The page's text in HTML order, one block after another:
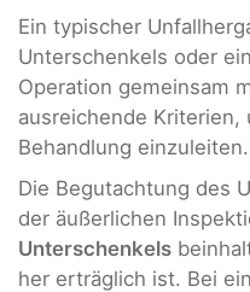
Ein typischer
Unterschenkels oder
Operation gemeinsam
ausreichende Kriterien,
Behandlung einzuleiten.
Die Begutachtung des
der äußerlichen
Unterschenkels
her erträglich ist. Bei